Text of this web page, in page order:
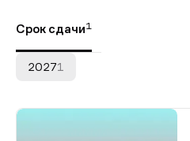
Срок сдачи1
20271